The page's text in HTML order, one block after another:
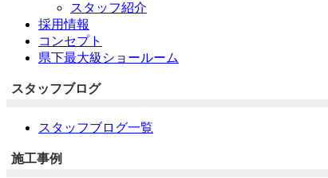
スタッフ紹介
採用情報
コンセプト
県下最大級ショールーム
スタッフブログ
スタッフブログ一覧
施工事例